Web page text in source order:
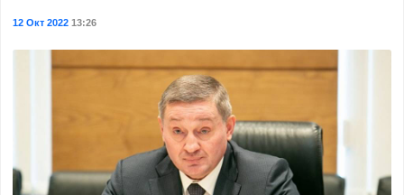
12 Окт 202213:26